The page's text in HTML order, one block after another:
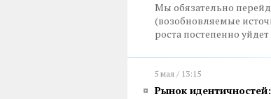
Мы обязательно
(возобновляемые
роста постепенно
5 мая / 13:15
Рынок